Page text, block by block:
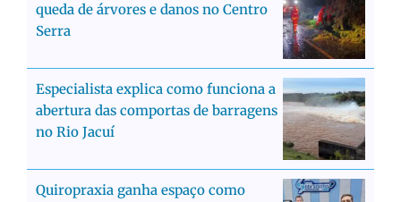
queda de árvores e danos no Centro
Serra
Especialista explica como funciona a
abertura das comportas de barragens
no Rio Jacuí
Quiropraxia ganha espaço como